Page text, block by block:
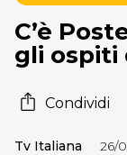
C’è
gli ospiti
Condividi
Tv Italiana 26/